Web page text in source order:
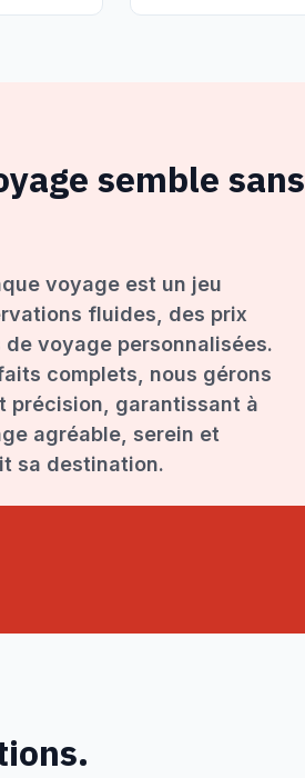
semble sans
voyage est un jeu
fluides, des prix
voyage personnalisées.
complets, nous gérons
précision, garantissant à
agréable, serein et
sa destination.